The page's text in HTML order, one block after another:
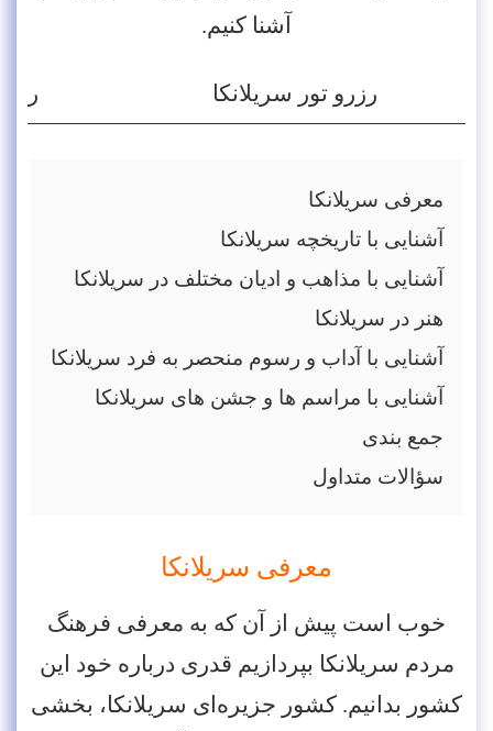
آشنا کنیم.
رزرو تور سریلانکا
معرفی سریلانکا
آشنایی با تاریخچه سریلانکا
آشنایی با مذاهب و ادیان مختلف در سریلانکا
هنر در سریلانکا
آشنایی با آداب و رسوم منحصر به فرد سریلانکا
آشنایی با مراسم ها و جشن های سریلانکا
جمع بندی
سؤالات متداول
معرفی سریلانکا
خوب است پیش از آن که به معرفی فرهنگ
مردم سریلانکا بپردازیم قدری درباره خود این
کشور بدانیم. کشور جزیره‌ای سریلانکا، بخشی